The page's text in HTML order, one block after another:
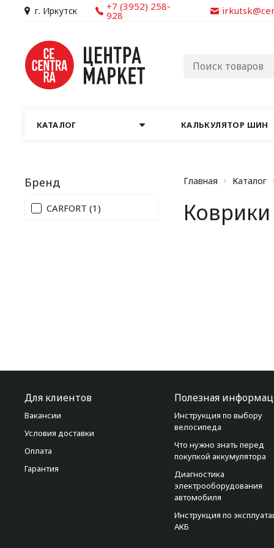
г. Иркутск +7 (3952) 258-
928
КАТАЛОГ КАЛЬКУЛЯТОР ШИН
Бренд
CARFORT (1)
Главная Каталог
Коврики
Для клиентов
Вакансии
Условия доставки
Оплата
Гарантия
Полезная
Инструкция по выбору
велосипеда
Что нужно знать перед
покупкой аккумулятора
Диагностика
электрооборудования
автомобиля
Инструкция по
АКБ